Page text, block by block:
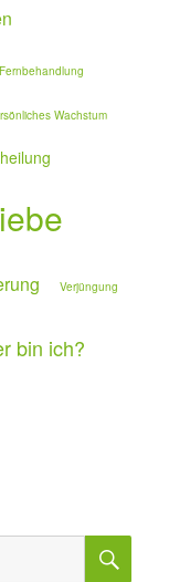
Wachstum
Verjüngung
bin ich?